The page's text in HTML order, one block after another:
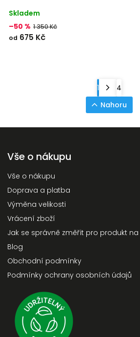
Skladem
–50 % 1 350 Kč
od 675 Kč
1
4
Nahoru
Vše o nákupu
Vše o nákupu
Doprava a platba
Výměna velikosti
Vrácení zboží
Jak se správně změřit pro produkt
Blog
Obchodní podmínky
Podmínky ochrany osobních údajů